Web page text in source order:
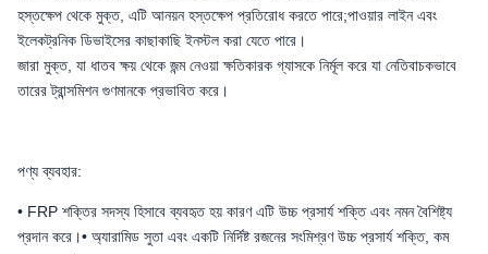
হস্তক্ষেপ থেকে মুক্ত, এটি আনয়ন হস্তক্ষেপ প্রতিরোধ করতে পারে;পাওয়ার লাইন এবং
ইলেকট্রনিক ডিভাইসের কাছাকাছি ইনস্টল করা যেতে পারে।
জারা মুক্ত, যা ধাতব ক্ষয় থেকে জন্ম নেওয়া ক্ষতিকারক গ্যাসকে নির্মূল করে যা নেতিবাচকভাবে
তারের ট্রান্সমিশন গুণমানকে প্রভাবিত করে।
পণ্য ব্যবহার:
• FRP শক্তির সদস্য হিসাবে ব্যবহৃত হয় কারণ এটি উচ্চ প্রসার্য শক্তি এবং নমন বৈশিষ্ট্য
প্রদান করে।• অ্যারামিড সুতা এবং একটি নির্দিষ্ট রজনের সংমিশ্রণ উচ্চ প্রসার্য শক্তি, কম